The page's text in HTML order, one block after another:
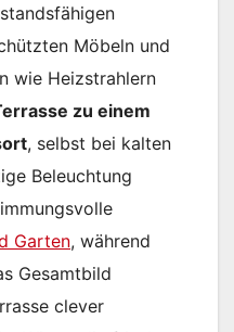
Möbeln und
wie Heizstrahlern
zu einem
, selbst bei kalten
Beleuchtung
Garten, während
Gesamtbild
clever